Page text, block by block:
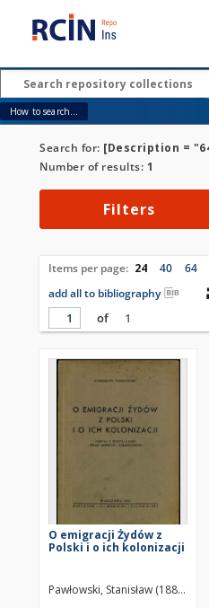
How to search...
Search for: [Description =
Number of results: 1
Filters
Items per page: 24 40
64
add all to bibliography
of
1
O emigracji Żydów z
Polski i o ich kolonizacji
Pawłowski, Stanisław (1882–1940)